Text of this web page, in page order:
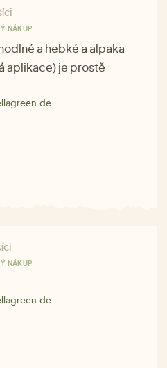
NÁKUP
a hebké a alpaka
aplikace) je prostě
NÁKUP